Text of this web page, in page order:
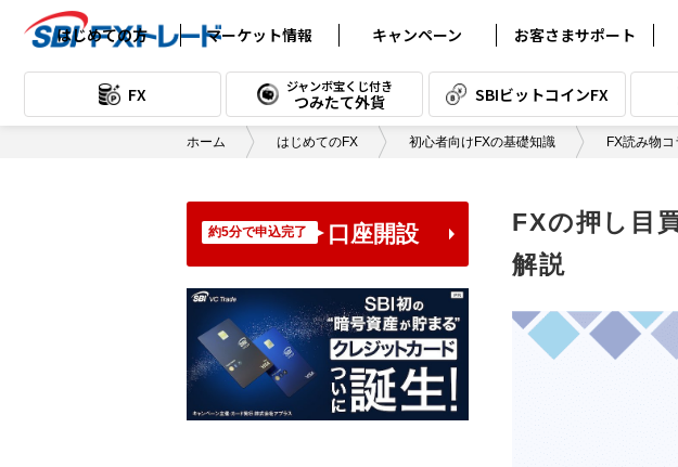
はじめての方
FXの基礎知識
取引の始め方
口座開設書類到着後の流れ
「口座開設手続き完了のご案内」
マーケット情報
為替レート (FX)
為替チャート (FX)
本日のスワップポイント (FX)
スワップポイント
カレンダー (つみたて)
経済指標カレンダー
デイリーレポート
キャンペーン お客さまサポート
よくある質問
クイック入金サービス
各種シミュレーション
各種マニュアル
サービス向上委員会
システム稼働状況
スリッページ実績
FX ジャンボ宝くじ付き
つみたて外貨 SBIビットコインFX
ホーム はじめてのFX 初心者向けFXの基礎知識 FX読み物コ
FXの押し目
解説
約5分で申込完了 口座開設